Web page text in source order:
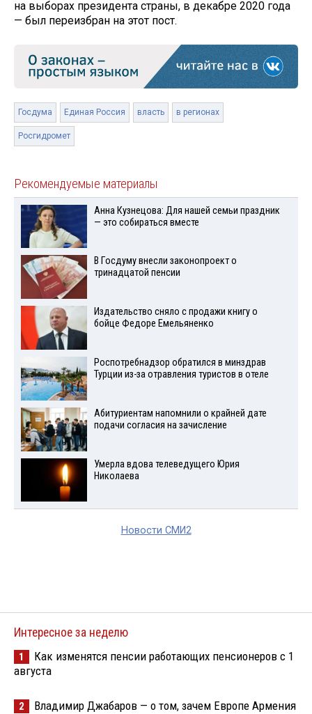
на выборах президента страны, в декабре 2020 года
— был переизбран на этот пост.
Госдума Единая Россия власть в регионах
Росгидромет
Рекомендуемые материалы
Анна Кузнецова: Для нашей семьи праздник
— это собираться вместе
В Госдуму внесли законопроект о
тринадцатой пенсии
Издательство сняло с продажи книгу о
бойце Федоре Емельяненко
Роспотребнадзор обратился в минздрав
Турции из-за отравления туристов в отеле
Абитуриентам напомнили о крайней дате
подачи согласия на зачисление
Умерла вдова телеведущего Юрия
Николаева
Новости СМИ2
Интересное за неделю
1
Как изменятся пенсии работающих пенсионеров с 1
августа
2 Владимир Джабаров — о том, зачем Европе Армения